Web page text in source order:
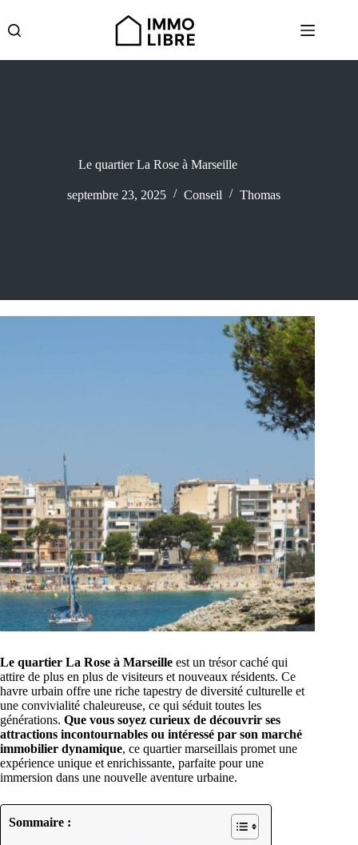
contenu
Le quartier La Rose à Marseille
septembre 23, 2025 Conseil Thomas
Le quartier La Rose à Marseille est un trésor caché qui
attire de plus en plus de visiteurs et nouveaux résidents. Ce
havre urbain offre une riche tapestry de diversité culturelle et
une convivialité chaleureuse, ce qui séduit toutes les
générations. Que vous soyez curieux de découvrir ses
attractions incontournables ou intéressé par son marché
immobilier dynamique, ce quartier marseillais promet une
expérience unique et enrichissante, parfaite pour une
immersion dans une nouvelle aventure urbaine.
Sommaire :